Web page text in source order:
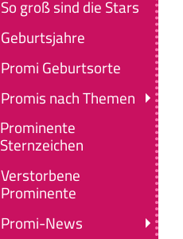
So groß sind die Stars
Geburtsjahre
Promi Geburtsorte
Promis nach Themen
Prominente
Sternzeichen
Verstorbene
Prominente
Promi-News